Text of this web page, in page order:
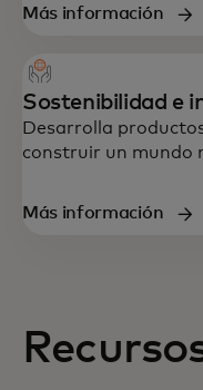
Más información
Sostenibilidad e
Desarrolla
construir un mundo
Más información